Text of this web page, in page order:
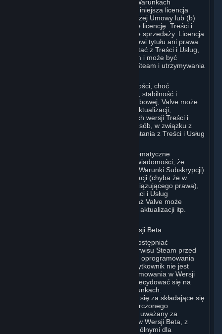
dozwolone w niniejszej Umowie lub w Warunkach
Subskrypcji mających zastosowanie). Niniejsza licencja
wygasa z chwilą (a) rozwiązania niniejszej Umowy lub (b)
zakończenia Subskrypcji obejmującej tę licencję. Treści i
Usługi stanowią przedmiot licencji, a nie sprzedaży. Licencja
Użytkownika nie przyznaje Użytkownikowi tytułu ani prawa
własności do Treści i Usług. Aby korzystać z Treści i Usług,
Użytkownik musi posiadać Konto Steam i może być
zobowiązany do uruchomienia klienta Steam i utrzymywania
Z powodów obejmujących w szczególności, choć
niewyłącznie, bezpieczeństwo systemu, stabilność i
interoperacyjność w trybie gry wieloosobowej, Valve może
potrzebować dokonać automatycznej aktualizacji,
wstępnego pobrania, utworzenia nowych wersji Treści i
Usług lub udoskonalenia ich w inny sposób, w związku z
czym wymagania systemowe do korzystania z Treści i Usług
Użytkownik wyraża zgodę na takie automatyczne
aktualizacje. Użytkownik przyjmuje do wiadomości, że
niniejsza Umowa (w tym obowiązujące Warunki Subskrypcji)
nie uprawnia go do przyszłych aktualizacji (chyba że w
zakresie wymaganym przepisami obowiązującego prawa),
nowych wersji lub innych ulepszeń Treści i Usług
związanych z daną Subskrypcją, chociaż Valve może
zdecydować się na dostarczanie takich aktualizacji itp.
B. Licencja na Oprogramowanie w Wersji Beta
Valve może w dowolnym momencie udostępniać
oprogramowanie za pośrednictwem serwisu Steam przed
publiczną premierą komercyjną takiego oprogramowania
(„Oprogramowanie w Wersji Beta”). Użytkownik nie jest
zobowiązany do korzystania z Oprogramowania w Wersji
Beta, ale jeśli Valve je oferuje, może zdecydować się na
korzystanie z niego na poniższych warunkach.
Oprogramowanie w Wersji Beta uznaje się za składające się
z Treści i Usług, a każdy element dostarczonego
Oprogramowania w Wersji Beta będzie uważany za
Subskrypcję takiego Oprogramowania w Wersji Beta, z
następującymi postanowieniami szczególnymi dla